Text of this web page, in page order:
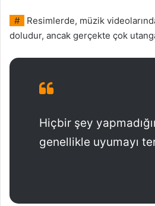
#
Resimlerde, müzik
doludur, ancak gerçekte çok
Hiçbir şey
genellikle uyumayı